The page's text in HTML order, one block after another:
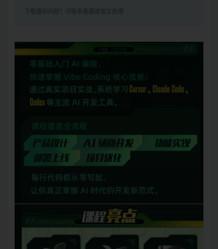
下载遇到问题？可联系客服或留言反馈